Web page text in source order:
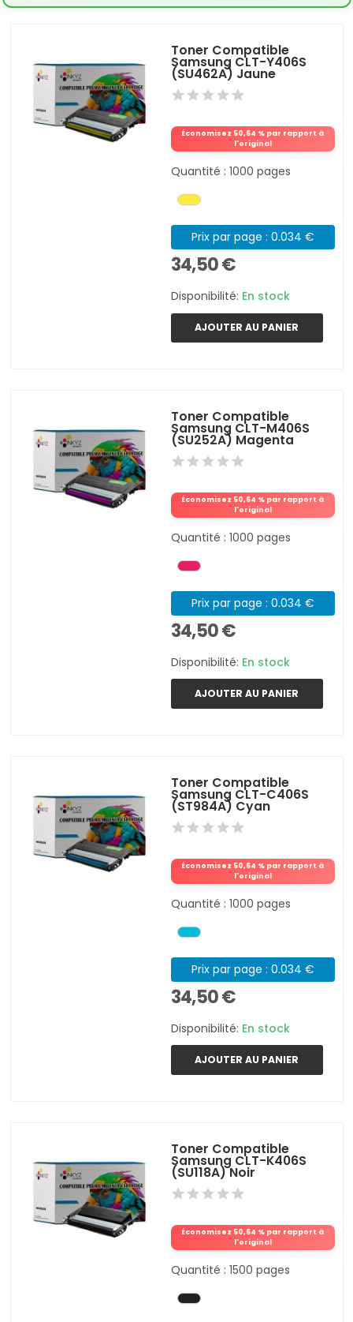
Toner Compatible
Samsung CLT-Y406S
(SU462A) Jaune
Économisez 50,64 % par rapport à
l'original
Quantité : 1000 pages
Prix par page : 0.034 €
34,50 €
Disponibilité: En stock
AJOUTER AU PANIER
Toner Compatible
Samsung CLT-M406S
(SU252A) Magenta
Économisez 50,64 % par rapport à
l'original
Quantité : 1000 pages
Prix par page : 0.034 €
34,50 €
Disponibilité: En stock
AJOUTER AU PANIER
Toner Compatible
Samsung CLT-C406S
(ST984A) Cyan
Économisez 50,64 % par rapport à
l'original
Quantité : 1000 pages
Prix par page : 0.034 €
34,50 €
Disponibilité: En stock
AJOUTER AU PANIER
Toner Compatible
Samsung CLT-K406S
(SU118A) Noir
Économisez 50,64 % par rapport à
l'original
Quantité : 1500 pages